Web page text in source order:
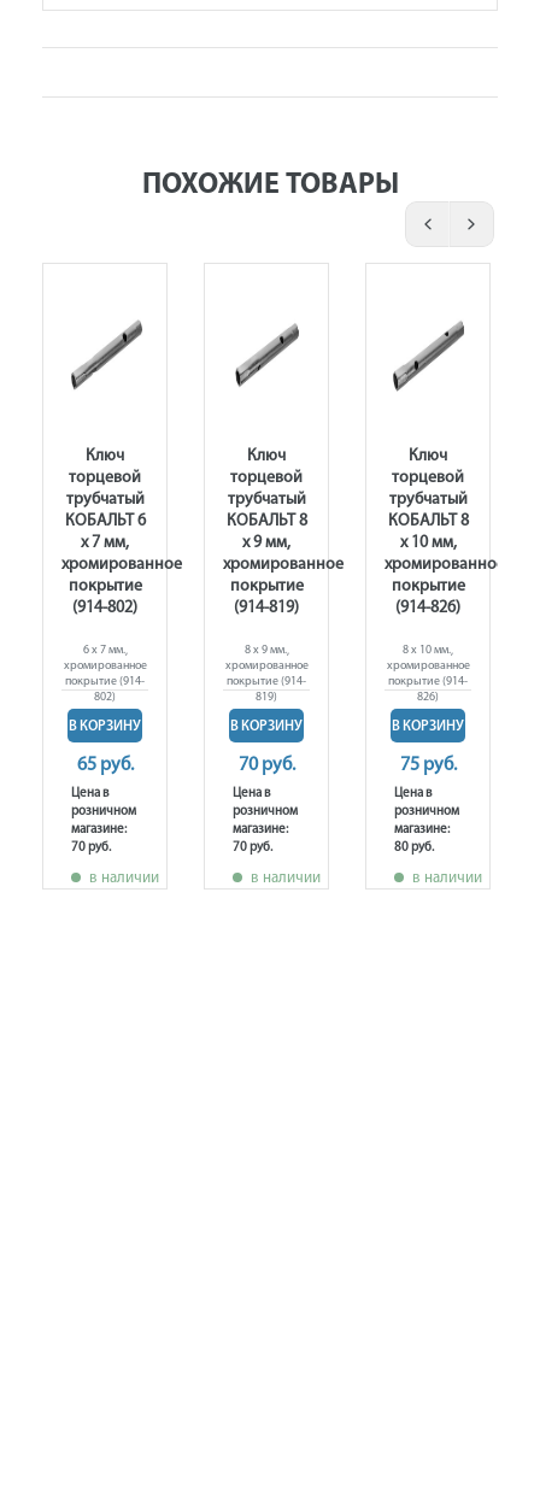
ПОХОЖИЕ ТОВАРЫ
Ключ
торцевой
трубчатый
КОБАЛЬТ 6
х 7 мм,
хромированное
покрытие
(914-802)
6 х 7 мм.,
хромированное
покрытие (914-
802)
В КОРЗИНУ
65 руб.
Цена в
розничном
магазине:
70 руб.
в наличии
Ключ
торцевой
трубчатый
КОБАЛЬТ 8
х 9 мм,
хромированное
покрытие
(914-819)
8 х 9 мм.,
хромированное
покрытие (914-
819)
В КОРЗИНУ
70 руб.
Цена в
розничном
магазине:
70 руб.
в наличии
Ключ
торцевой
трубчатый
КОБАЛЬТ 8
х 10 мм,
хромированное
покрытие
(914-826)
8 х 10 мм.,
хромированное
покрытие (914-
826)
В КОРЗИНУ
75 руб.
Цена в
розничном
магазине:
80 руб.
в наличии